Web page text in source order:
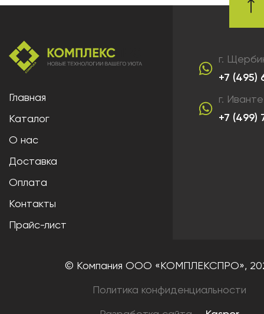
Главная
Каталог
О нас
Доставка
Оплата
Контакты
Прайс-лист
г.
+7 (495)
г.
+7 (499)
© Компания ООО «КОМПЛЕКСПРО»,
Политика конфиденциальности